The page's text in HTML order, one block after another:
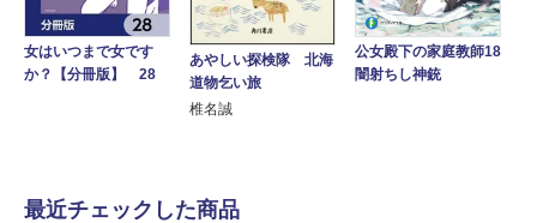
女はいつまで女です
か？【分冊版】 28
あやしい探検隊 北海
道物乞い旅
椎名誠
公女殿下の家庭教師18
闇射ちし神銃
最近チェックした商品